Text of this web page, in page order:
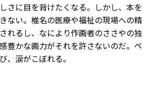
さに目を背けたくなる。しかし、本を
ない。椎名の医療や福祉の現場への精
れるし、なにより作画者のささやの独
豊かな画力がそれを許さないのだ。ペ
、涙がこぼれる。